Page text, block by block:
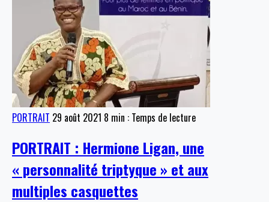
PORTRAIT 29 août 2021 8 min : Temps de lecture
PORTRAIT : Hermione Ligan, une
« personnalité triptyque » et aux
multiples casquettes